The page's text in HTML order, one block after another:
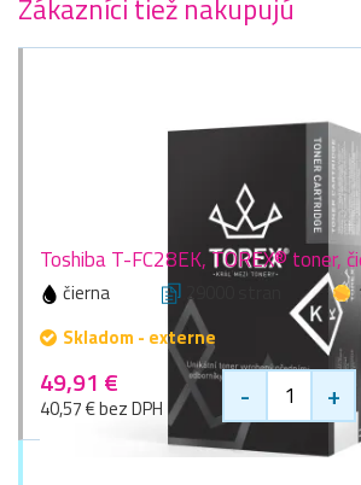
Zákazníci tiež nakupujú
Toshiba T-FC28EK, TOREX® toner,
čierna 29000 stran
Skladom - externe
49,91 €
40,57 € bez DPH - +